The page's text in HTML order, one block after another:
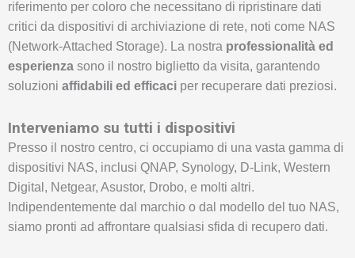
riferimento per coloro che necessitano di ripristinare dati
critici da dispositivi di archiviazione di rete, noti come NAS
(Network-Attached Storage). La nostra professionalità ed
esperienza sono il nostro biglietto da visita, garantendo
soluzioni affidabili ed efficaci per recuperare dati preziosi.
Interveniamo su tutti i dispositivi
Presso il nostro centro, ci occupiamo di una vasta gamma di
dispositivi NAS, inclusi QNAP, Synology, D-Link, Western
Digital, Netgear, Asustor, Drobo, e molti altri.
Indipendentemente dal marchio o dal modello del tuo NAS,
siamo pronti ad affrontare qualsiasi sfida di recupero dati.